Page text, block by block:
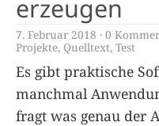
erzeugen
7. Februar 2018 0
Projekte, Quelltext, Test
Es gibt praktische
manchmal
fragt was genau der